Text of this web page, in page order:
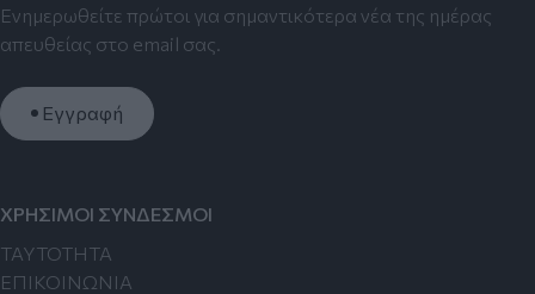
Ενημερωθείτε πρώτοι για σημαντικότερα νέα της ημέρας
απευθείας στο email σας.
Εγγραφή
ΧΡΗΣΙΜΟΙ ΣΥΝΔΕΣΜΟΙ
TAYTOTHTA
ΕΠΙΚΟΙΝΩΝΙΑ